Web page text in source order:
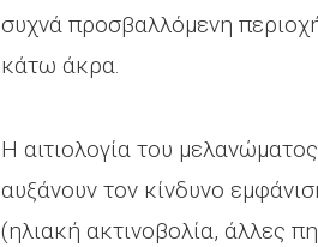
συχνά προσβαλλόμενη
κάτω άκρα.
Η αιτιολογία του
αυξάνουν τον κίνδυνο
(ηλιακή ακτινοβολία, άλλες